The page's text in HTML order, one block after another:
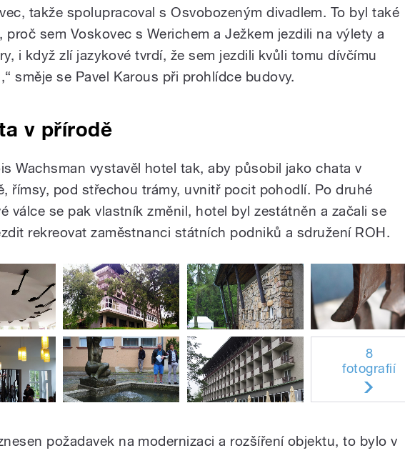
takže spolupracoval s Osvobozeným divadlem. To byl také
proč sem Voskovec s Werichem a Ježkem jezdili na výlety a
i když zlí jazykové tvrdí, že sem jezdili kvůli tomu dívčímu
směje se Pavel Karous při prohlídce budovy.
v přírodě
Wachsman vystavěl hotel tak, aby působil jako chata v
římsy, pod střechou trámy, uvnitř pocit pohodlí. Po druhé
válce se pak vlastník změnil, hotel byl zestátněn a začali se
rekreovat zaměstnanci státních podniků a sdružení ROH.
8
fotografií
požadavek na modernizaci a rozšíření objektu, to bylo v